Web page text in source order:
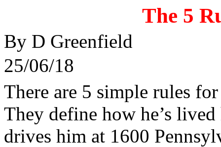
The 5
By D Greenfield
25/06/18
There are 5 simple rules
They define how he’s lived
drives him at 1600